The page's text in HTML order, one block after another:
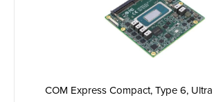
COM Express Compact, Type 6,